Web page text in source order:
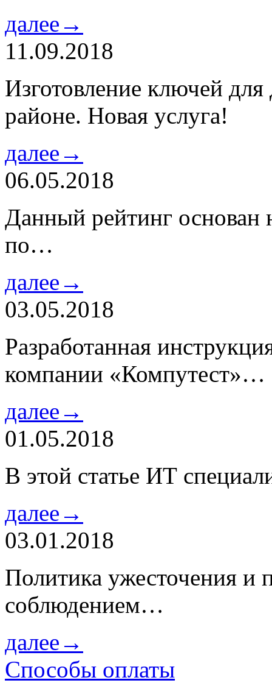
далее→
11.09.2018
Изготовление ключей
районе. Новая услуга!
далее→
06.05.2018
Данный рейтинг основан
по…
далее→
03.05.2018
Разработанная
компании «Компутест»…
далее→
01.05.2018
В этой статье ИТ
далее→
03.01.2018
Политика ужесточения и
соблюдением…
далее→
Способы оплаты